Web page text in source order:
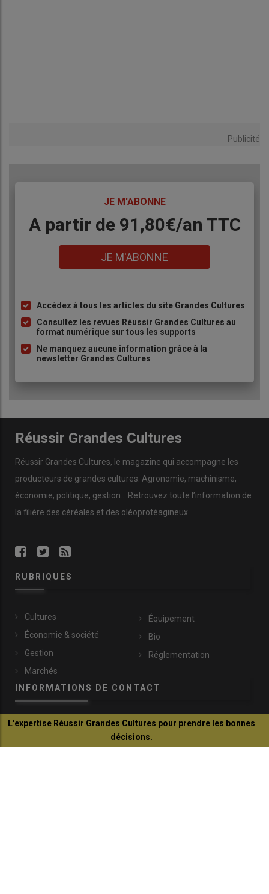
Publicité
JE M'ABONNE
Body
A partir de 91,80€/an​ TTC
JE M'ABONNE
Liste
à
puce
Accédez à tous les articles du site Grandes Cultures
Consultez les revues Réussir Grandes Cultures au
format numérique sur tous les supports
Ne manquez aucune information grâce à la
newsletter Grandes Cultures
Réussir Grandes Cultures
Réussir Grandes Cultures, le magazine qui accompagne les
producteurs de grandes cultures Agronomie, machinisme,
économie, politique, gestion … Retrouvez toute l’information de
la filière des céréales et des oléoprotéagineux
RUBRIQUES
Cultures
Économie & société
Gestion
Marchés
Équipement
Bio
Réglementation
INFORMATIONS DE CONTACT
communication@reussir.fr
L'expertise Réussir Grandes Cultures pour prendre les bonnes
décisions.